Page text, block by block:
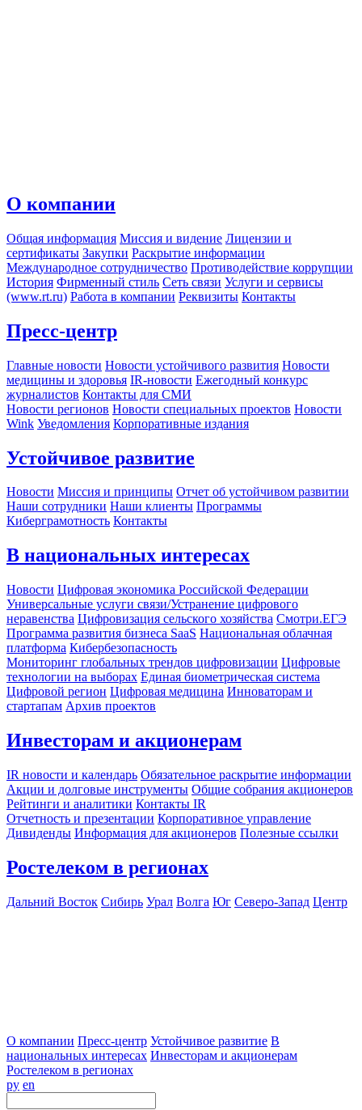
О компании
Общая информация Миссия и видение Лицензии и
сертификаты Закупки Раскрытие информации
Международное сотрудничество Противодействие коррупции
История Фирменный стиль Сеть связи Услуги и сервисы
(www.rt.ru) Работа в компании Реквизиты Контакты
Пресс-центр
Главные новости Новости устойчивого развития Новости
медицины и здоровья IR-новости Ежегодный конкурс
журналистов Контакты для СМИ
Новости регионов Новости специальных проектов Новости
Wink Уведомления Корпоративные издания
Устойчивое развитие
Новости Миссия и принципы Отчет об устойчивом развитии
Наши сотрудники Наши клиенты Программы
Киберграмотность Контакты
В национальных интересах
Новости Цифровая экономика Российской Федерации
Универсальные услуги связи/Устранение цифрового
неравенства Цифровизация сельского хозяйства Смотри.ЕГЭ
Программа развития бизнеса SaaS Национальная облачная
платформа Кибербезопасность
Мониторинг глобальных трендов цифровизации Цифровые
технологии на выборах Единая биометрическая система
Цифровой регион Цифровая медицина Инноваторам и
стартапам Архив проектов
Инвесторам и акционерам
IR новости и календарь Обязательное раскрытие информации
Акции и долговые инструменты Общие собрания акционеров
Рейтинги и аналитики Контакты IR
Отчетность и презентации Корпоративное управление
Дивиденды Информация для акционеров Полезные ссылки
Ростелеком в регионах
Дальний Восток Сибирь Урал Волга Юг Северо-Запад Центр
О компании Пресс-центр Устойчивое развитие В
национальных интересах Инвесторам и акционерам
Ростелеком в регионах
ру en